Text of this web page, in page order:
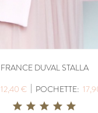
FRANCE DUVAL STALLA
12,40 € | POCHETTE: